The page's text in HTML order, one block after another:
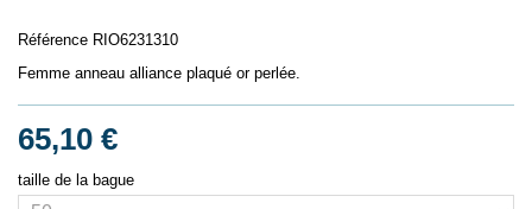
Référence RIO6231310
Femme anneau alliance plaqué or perlée.
65,10 €
taille de la bague